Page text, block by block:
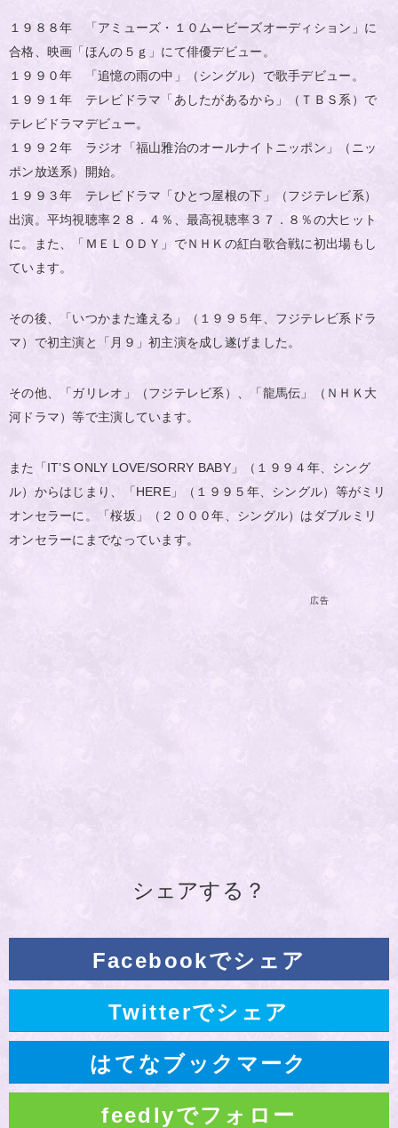
１９８８年 「アミューズ・１０ムービーズオーディション」に
合格、映画「ほんの５ｇ」にて俳優デビュー。
１９９０年 「追憶の雨の中」（シングル）で歌手デビュー。
１９９１年 テレビドラマ「あしたがあるから」（ＴＢＳ系）で
テレビドラマデビュー。
１９９２年 ラジオ「福山雅治のオールナイトニッポン」（ニッ
ポン放送系）開始。
１９９３年 テレビドラマ「ひとつ屋根の下」（フジテレビ系）
出演。平均視聴率２８．４％、最高視聴率３７．８％の大ヒット
に。また、「ＭＥＬＯＤＹ」でＮＨＫの紅白歌合戦に初出場もし
ています。
その後、「いつかまた逢える」（１９９５年、フジテレビ系ドラ
マ）で初主演と「月９」初主演を成し遂げました。
その他、「ガリレオ」（フジテレビ系）、「龍馬伝」（ＮＨＫ大
河ドラマ）等で主演しています。
また「IT’S ONLY LOVE/SORRY BABY」（１９９４年、シング
ル）からはじまり、「HERE」（１９９５年、シングル）等がミリ
オンセラーに。「桜坂」（２０００年、シングル）はダブルミリ
オンセラーにまでなっています。
広告
シェアする？
Facebookでシェア
Twitterでシェア
はてなブックマーク
feedlyでフォロー